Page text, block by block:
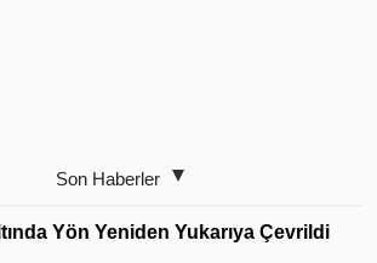
Son Haberler
Yön Yeniden Yukarıya Çevrildi